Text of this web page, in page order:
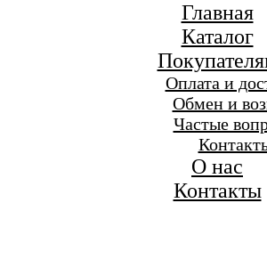
Главная
Каталог
Оплата и
Обмен и
Частые
О нас
Контакты